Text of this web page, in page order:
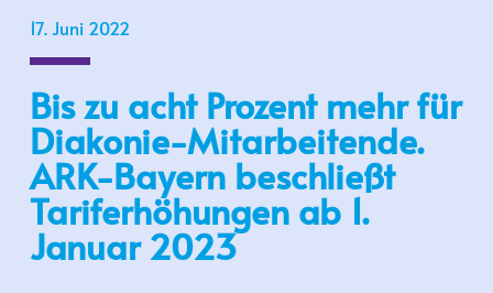
17. Juni 2022
Bis zu acht Prozent mehr für
Diakonie-Mitarbeitende.
ARK-Bayern beschließt
Tariferhöhungen ab 1.
Januar 2023